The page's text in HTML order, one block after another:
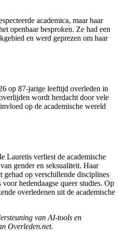
academica, maar haar
openbaar besproken. Ze had een
en werd geprezen om haar
op 87-jarige leeftijd overleden in
wordt herdacht door vele
op de academische wereld
Lauretis verliest de academische
gender en seksualiteit. Haar
gehad op verschillende disciplines
hedendaagse queer studies. Op
overledenen uit de academische
van AI-tools en
Overleden.net.